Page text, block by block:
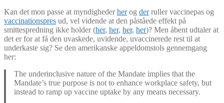
Kan det mon passe at myndighederherog derruller vaccinepas og
vaccinationspres ud, vel vidende at den påståede effekt på
smittespredning ikke holder (her, her, her, her)? Men åbent udtaler at
det er for at få den uvaskede, uvidende, uvaccinerede rest til at
underkaste sig? Se den amerikanske appeldomstols gennemgang
her:
The underinclusive nature of the Mandate implies that the
Mandate’s true purpose is not to enhance workplace safety, but
instead to ramp up vaccine uptake by any means necessary.